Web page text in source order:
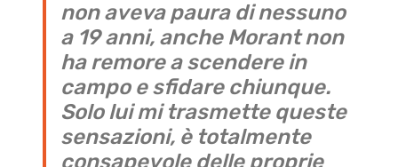
non aveva paura di nessuno
a 19 anni, anche Morant non
ha remore a scendere in
campo e sfidare chiunque.
Solo lui mi trasmette queste
sensazioni, è totalmente
consapevole delle proprie